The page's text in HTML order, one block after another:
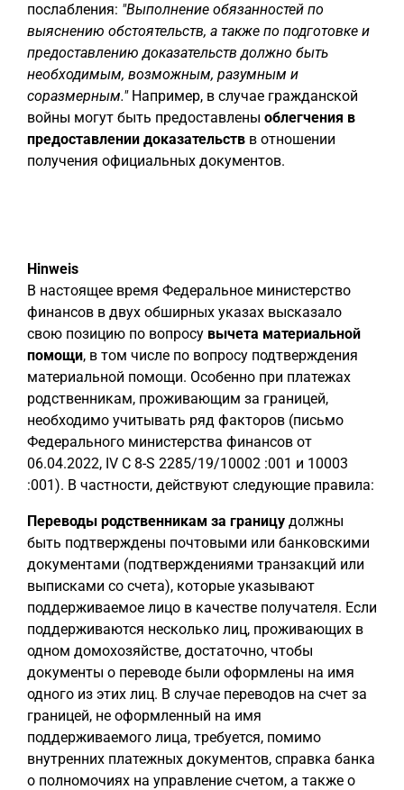
послабления: "Выполнение обязанностей по
выяснению обстоятельств, а также по подготовке и
предоставлению доказательств должно быть
необходимым, возможным, разумным и
соразмерным."Например, в случае гражданской
войны могут быть предоставлены облегчения в
предоставлении доказательств в отношении
получения официальных документов.
Hinweis
В настоящее время Федеральное министерство
финансов в двух обширных указах высказало
свою позицию по вопросу вычета материальной
помощи, в том числе по вопросу подтверждения
материальной помощи. Особенно при платежах
родственникам, проживающим за границей,
необходимо учитывать ряд факторов (письмо
Федерального министерства финансов от
06.04.2022, IV C 8-S 2285/19/10002 :001 и 10003
:001). В частности, действуют следующие правила:
Переводы родственникам за границу должны
быть подтверждены почтовыми или банковскими
документами (подтверждениями транзакций или
выписками со счета), которые указывают
поддерживаемое лицо в качестве получателя. Если
поддерживаются несколько лиц, проживающих в
одном домохозяйстве, достаточно, чтобы
документы о переводе были оформлены на имя
одного из этих лиц. В случае переводов на счет за
границей, не оформленный на имя
поддерживаемого лица, требуется, помимо
внутренних платежных документов, справка банка
о полномочиях на управление счетом, а также о